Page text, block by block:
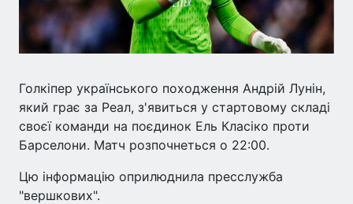
Голкіпер українського походження Андрій Лунін,
який грає за Реал, з'явиться у стартовому складі
своєї команди на поєдинок Ель Класіко проти
Барселони. Матч розпочнеться о 22:00.
Цю інформацію оприлюднила пресслужба
"вершкових".